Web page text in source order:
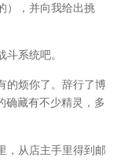
），并向我给出挑
系统吧。
的烦你了。辞行了博
确藏有不少精灵，多
，从店主手里得到邮